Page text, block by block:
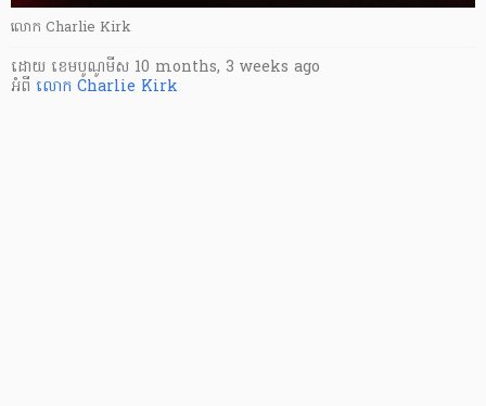
លោក Charlie Kirk
ដោយ ​ ខេមបូណូមីស 10 months, 3 weeks ago
អំពី លោក Charlie Kirk